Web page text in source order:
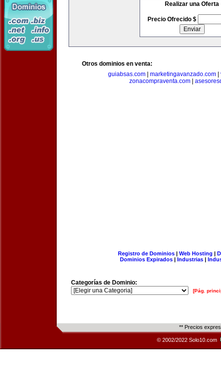
Realizar una Oferta
Precio Ofrecido $
Otros dominios en venta:
guiabsas.com
marketingavanzado.com
zonacompraventa.com|
Registro de Dominios| Web Hosting |
Dominios Expirados | Industrias |
Categorías de Dominio:
[Pág.
** Precios
© 2002/2022 Solo10.com